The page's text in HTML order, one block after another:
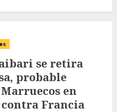
se retira
probable
en
Francia